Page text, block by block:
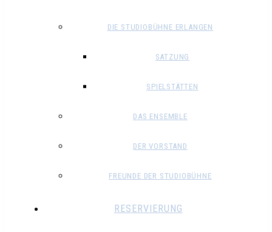
DIE STUDIOBÜHNE ERLANGEN
SATZUNG
SPIELSTÄTTEN
DAS ENSEMBLE
DER VORSTAND
FREUNDE DER STUDIOBÜHNE
RESERVIERUNG